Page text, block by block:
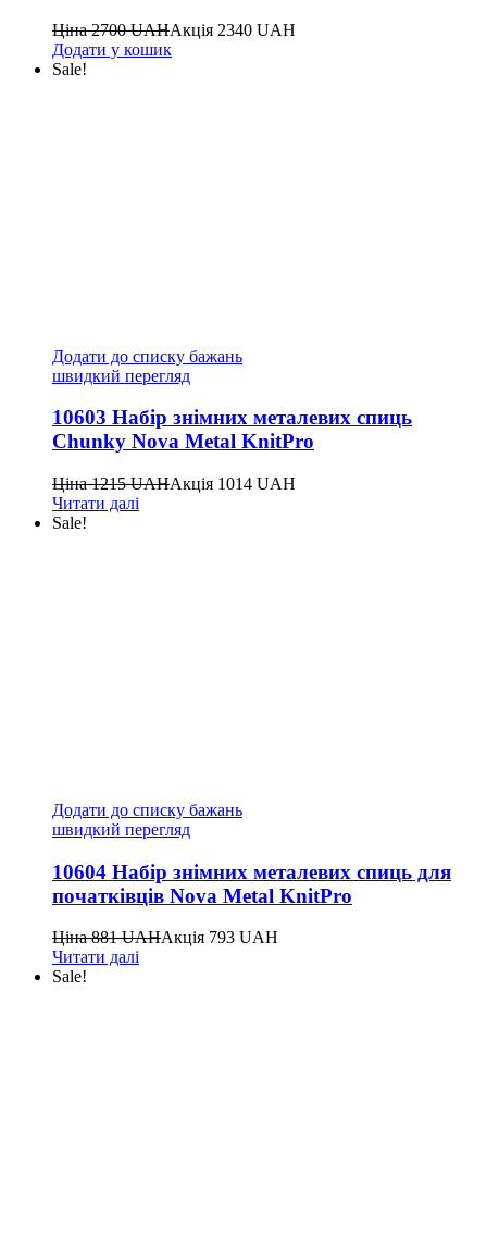
Ціна2700UAHАкція 2340 UAH
Додати у кошик
Sale!
Додати до списку бажань
швидкий перегляд
10603 Набір знімних металевих спиць
Chunky Nova Metal KnitPro
Ціна1215UAHАкція 1014 UAH
Читати далі
Sale!
Додати до списку бажань
швидкий перегляд
10604 Набір знімних металевих спиць для
початківців Nova Metal KnitPro
Ціна881UAHАкція 793 UAH
Читати далі
Sale!